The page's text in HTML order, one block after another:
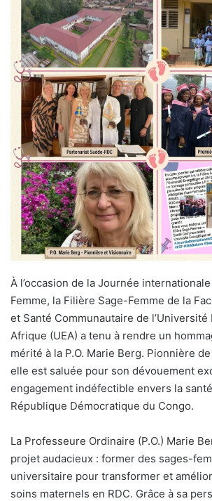
e
l
o
k
i
n
e
s
t
p
p
a
m
e
r
p
a
r
e
m
a
i
l
e
r
À l’occasion de la Journée
Femme, la Filière Sage-Femme de la
et Santé Communautaire de l’Université
Afrique (UEA) a tenu à rendre un
mérité à la P.O. Marie Berg. Pionnière
elle est saluée pour son dévouement
engagement indéfectible envers la
République Démocratique du Congo.
La Professeure Ordinaire (P.O.) Marie
projet audacieux : former des sages-
universitaire pour transformer et
soins maternels en RDC. Grâce à sa